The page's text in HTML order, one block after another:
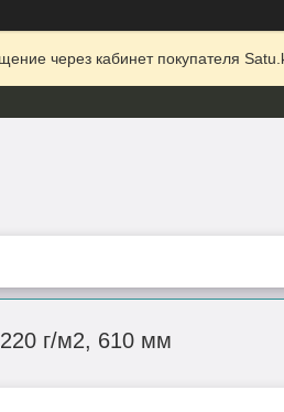
через кабинет покупателя
г/м2, 610 мм